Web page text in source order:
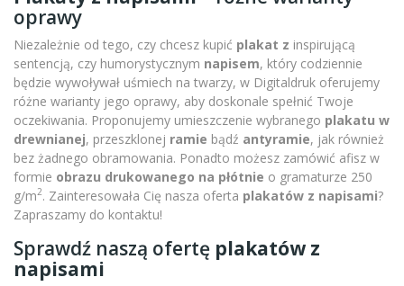
oprawy
Niezależnie od tego, czy chcesz kupić plakat z inspirującą
sentencją, czy humorystycznym napisem, który codziennie
będzie wywoływał uśmiech na twarzy, w Digitaldruk oferujemy
różne warianty jego oprawy, aby doskonale spełnić Twoje
oczekiwania. Proponujemy umieszczenie wybranego plakatu w
drewnianej, przeszklonej ramie bądź antyramie, jak również
bez żadnego obramowania. Ponadto możesz zamówić afisz w
formie obrazu drukowanego na płótnie o gramaturze 250
g/m2. Zainteresowała Cię nasza oferta plakatów z napisami?
Zapraszamy do kontaktu!
Sprawdź naszą ofertę plakatów z
napisami